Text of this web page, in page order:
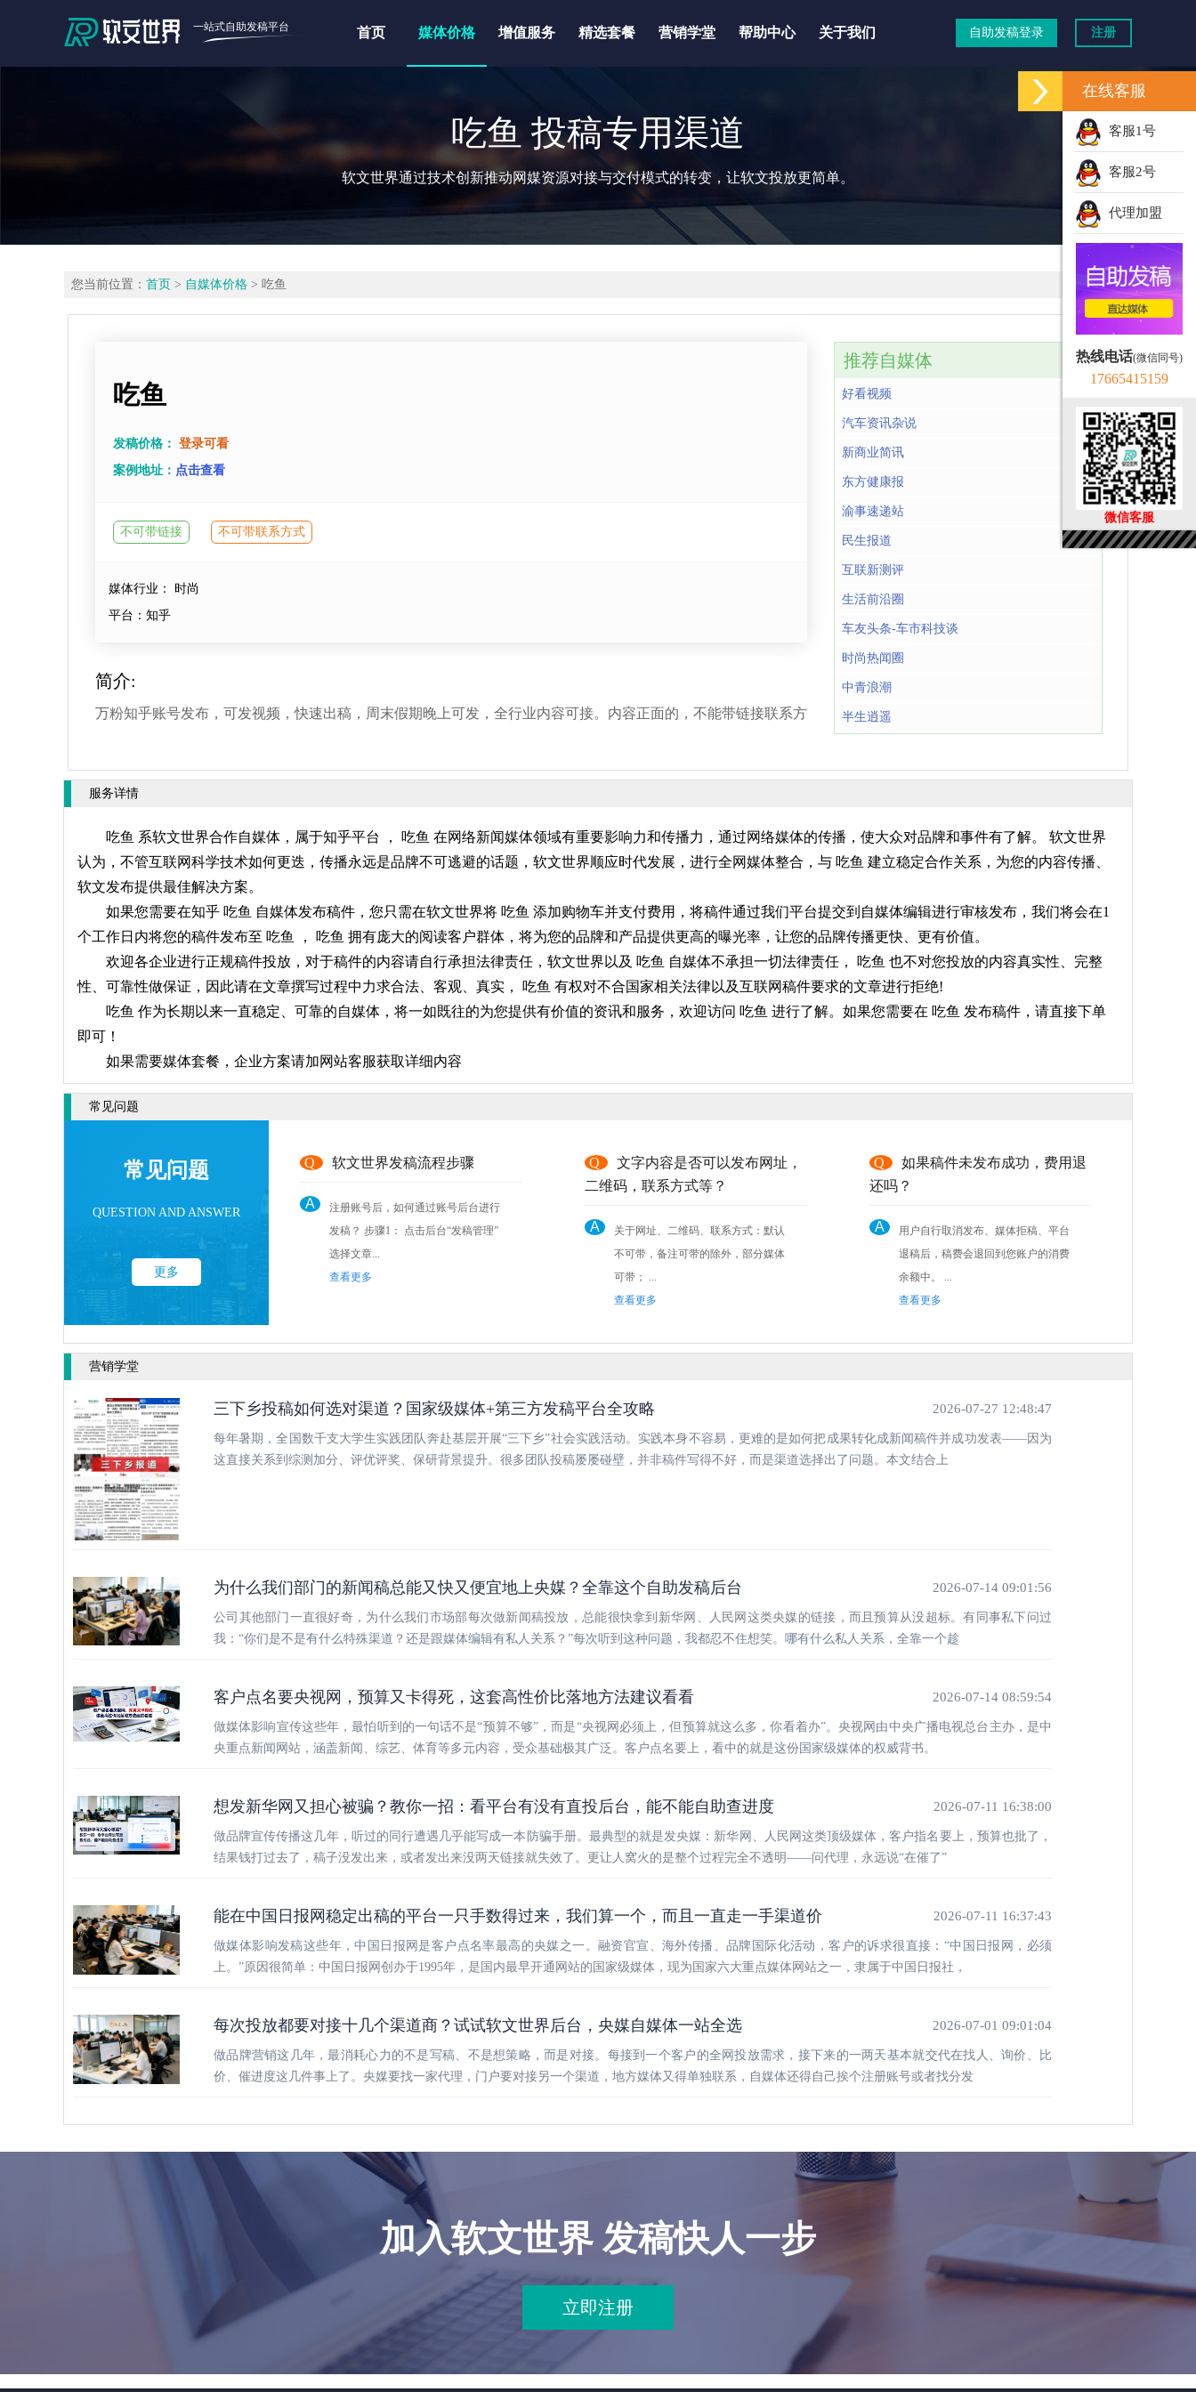
一站式自助发稿平台 首页 媒体价格 增值服务 精选套餐 营销学堂 帮助中心 关于我们 自助发稿登录 注册
吃鱼 投稿专用渠道
软文世界通过技术创新推动网媒资源对接与交付模式的转变，让软文投放更简单。
您当前位置： 首页 > 自媒体价格 > 吃鱼
吃鱼
发稿价格： 登录可看
案例地址： 点击查看
不可带链接 不可带联系方式
媒体行业： 时尚
平台：知乎
简介:
万粉知乎账号发布，可发视频，快速出稿，周末假期晚上可发，全行业内容可接。内容正面的，不能带链接联系方
推荐自媒体
好看视频
汽车资讯杂说
新商业简讯
东方健康报
渝事速递站
民生报道
互联新测评
生活前沿圈
车友头条-车市科技谈
时尚热闻圈
中青浪潮
半生逍遥
服务详情
吃鱼 系软文世界合作自媒体，属于知乎平台 ， 吃鱼 在网络新闻媒体领域有重要影响力和传播力，通过网络媒体的传播，使大众对品牌和事件有了解。 软文世界
认为，不管互联网科学技术如何更迭，传播永远是品牌不可逃避的话题，软文世界顺应时代发展，进行全网媒体整合，与 吃鱼 建立稳定合作关系，为您的内容传播、
软文发布提供最佳解决方案。
如果您需要在知乎 吃鱼 自媒体发布稿件，您只需在软文世界将 吃鱼 添加购物车并支付费用，将稿件通过我们平台提交到自媒体编辑进行审核发布，我们将会在1
个工作日内将您的稿件发布至 吃鱼 ， 吃鱼 拥有庞大的阅读客户群体，将为您的品牌和产品提供更高的曝光率，让您的品牌传播更快、更有价值。
欢迎各企业进行正规稿件投放，对于稿件的内容请自行承担法律责任，软文世界以及 吃鱼 自媒体不承担一切法律责任， 吃鱼 也不对您投放的内容真实性、完整
性、可靠性做保证，因此请在文章撰写过程中力求合法、客观、真实， 吃鱼 有权对不合国家相关法律以及互联网稿件要求的文章进行拒绝!
吃鱼 作为长期以来一直稳定、可靠的自媒体，将一如既往的为您提供有价值的资讯和服务，欢迎访问 吃鱼 进行了解。如果您需要在 吃鱼 发布稿件，请直接下单
即可！
如果需要媒体套餐，企业方案请加网站客服获取详细内容
常见问题
常见问题
QUESTION AND ANSWER
更多
Q 软文世界发稿流程步骤
A
注册账号后，如何通过账号后台进行
发稿？ 步骤1： 点击后台“发稿管理”
选择文章...
查看更多
Q
文字内容是否可以发布网址，
二维码，联系方式等？
A
关于网址、二维码、联系方式：默认
不可带，备注可带的除外，部分媒体
可带； ...
查看更多
Q
如果稿件未发布成功，费用退
还吗？
A
用户自行取消发布、媒体拒稿、平台
退稿后，稿费会退回到您账户的消费
余额中。 ...
查看更多
营销学堂
三下乡投稿如何选对渠道？国家级媒体+第三方发稿平台全攻略 2026-07-27 12:48:47
每年暑期，全国数千支大学生实践团队奔赴基层开展“三下乡”社会实践活动。实践本身不容易，更难的是如何把成果转化成新闻稿件并成功发表——因为
这直接关系到综测加分、评优评奖、保研背景提升。很多团队投稿屡屡碰壁，并非稿件写得不好，而是渠道选择出了问题。本文结合上
为什么我们部门的新闻稿总能又快又便宜地上央媒？全靠这个自助发稿后台 2026-07-14 09:01:56
公司其他部门一直很好奇，为什么我们市场部每次做新闻稿投放，总能很快拿到新华网、人民网这类央媒的链接，而且预算从没超标。有同事私下问过
我：“你们是不是有什么特殊渠道？还是跟媒体编辑有私人关系？”每次听到这种问题，我都忍不住想笑。哪有什么私人关系，全靠一个趁
客户点名要央视网，预算又卡得死，这套高性价比落地方法建议看看 2026-07-14 08:59:54
做媒体影响宣传这些年，最怕听到的一句话不是“预算不够”，而是“央视网必须上，但预算就这么多，你看着办”。央视网由中央广播电视总台主办，是中
央重点新闻网站，涵盖新闻、综艺、体育等多元内容，受众基础极其广泛。客户点名要上，看中的就是这份国家级媒体的权威背书。
想发新华网又担心被骗？教你一招：看平台有没有直投后台，能不能自助查进度 2026-07-11 16:38:00
做品牌宣传传播这几年，听过的同行遭遇几乎能写成一本防骗手册。最典型的就是发央媒：新华网、人民网这类顶级媒体，客户指名要上，预算也批了，
结果钱打过去了，稿子没发出来，或者发出来没两天链接就失效了。更让人窝火的是整个过程完全不透明——问代理，永远说“在催了”
能在中国日报网稳定出稿的平台一只手数得过来，我们算一个，而且一直走一手渠道价 2026-07-11 16:37:43
做媒体影响发稿这些年，中国日报网是客户点名率最高的央媒之一。融资官宣、海外传播、品牌国际化活动，客户的诉求很直接：“中国日报网，必须
上。”原因很简单：中国日报网创办于1995年，是国内最早开通网站的国家级媒体，现为国家六大重点媒体网站之一，隶属于中国日报社，
每次投放都要对接十几个渠道商？试试软文世界后台，央媒自媒体一站全选 2026-07-01 09:01:04
做品牌营销这几年，最消耗心力的不是写稿、不是想策略，而是对接。每接到一个客户的全网投放需求，接下来的一两天基本就交代在找人、询价、比
价、催进度这几件事上了。央媒要找一家代理，门户要对接另一个渠道，地方媒体又得单独联系，自媒体还得自己挨个注册账号或者找分发
加入软文世界 发稿快人一步
立即注册
在线客服
客服1号
客服2号
代理加盟
热线电话(微信同号)
17665415159
微信客服